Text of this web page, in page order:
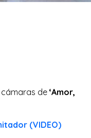
de ‘Amor,
(VIDEO)